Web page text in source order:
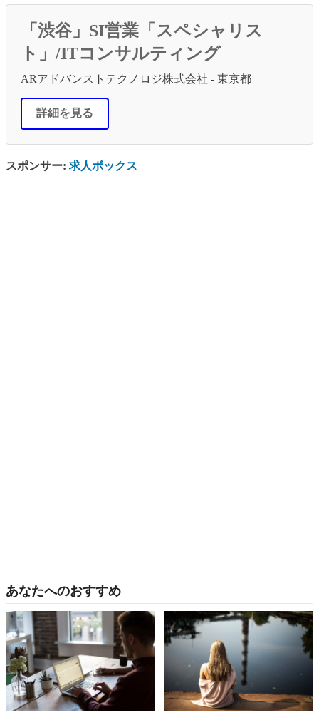
「渋谷」SI営業「スペシャリス
ト」/ITコンサルティング
ARアドバンストテクノロジ株式会社 - 東京都
詳細を見る
スポンサー: 求人ボックス
あなたへのおすすめ